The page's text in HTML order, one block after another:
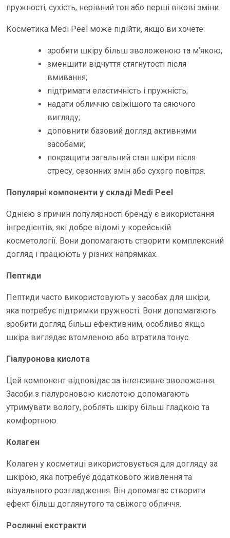
пружності, сухість, нерівний тон або перші вікові зміни.
Косметика Medi Peel може підійти, якщо ви хочете:
зробити шкіру більш зволоженою та м’якою;
зменшити відчуття стягнутості після
вмивання;
підтримати еластичність і пружність;
надати обличчю свіжішого та сяючого
вигляду;
доповнити базовий догляд активними
засобами;
покращити загальний стан шкіри після
стресу, сезонних змін або сухого повітря.
Популярні компоненти у складі Medi Peel
Однією з причин популярності бренду є використання
інгредієнтів, які добре відомі у корейській
косметології. Вони допомагають створити комплексний
догляд і працюють у різних напрямках.
Пептиди
Пептиди часто використовують у засобах для шкіри,
яка потребує підтримки пружності. Вони допомагають
зробити догляд більш ефективним, особливо якщо
шкіра виглядає втомленою або втратила тонус.
Гіалуронова кислота
Цей компонент відповідає за інтенсивне зволоження.
Засоби з гіалуроновою кислотою допомагають
утримувати вологу, роблять шкіру більш гладкою та
комфортною.
Колаген
Колаген у косметиці використовується для догляду за
шкірою, яка потребує додаткового живлення та
візуального розгладження. Він допомагає створити
ефект більш доглянутого та свіжого обличчя.
Рослинні екстракти